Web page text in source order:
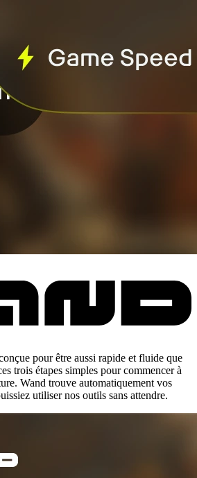
pour être aussi rapide et fluide que
trois étapes simples pour commencer à
Wand trouve automatiquement vos
utiliser nos outils sans attendre.